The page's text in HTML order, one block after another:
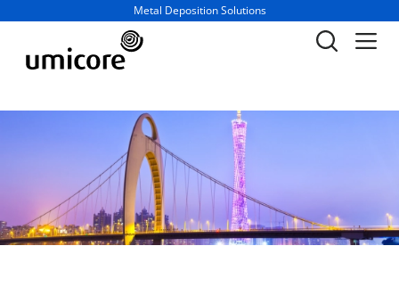
Geschäftsbereich / Abteilung:
Metal Deposition Solutions